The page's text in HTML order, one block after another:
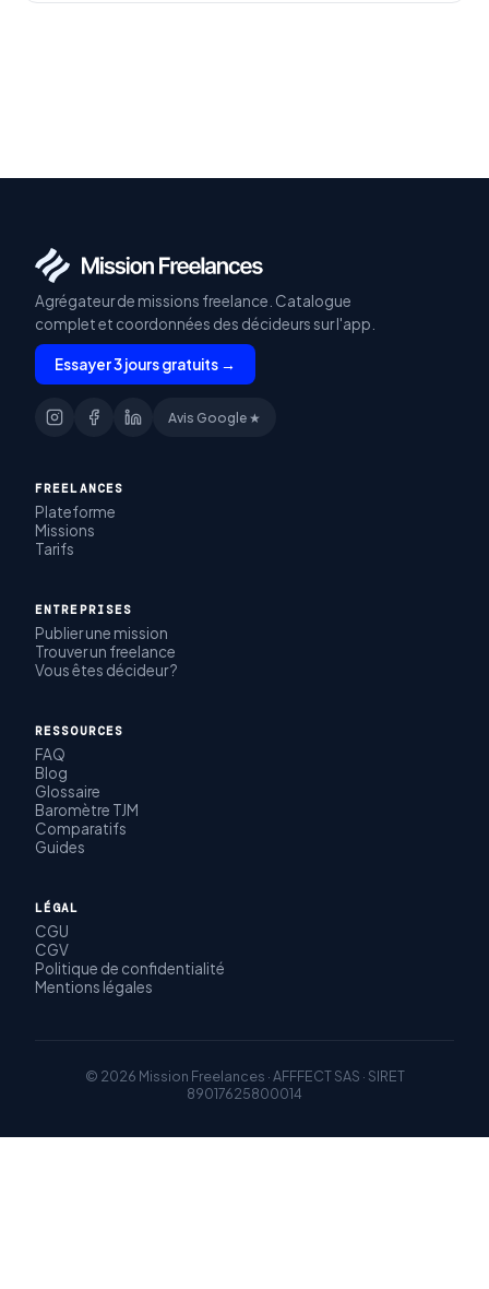
Agrégateur de missions freelance. Catalogue
complet et coordonnées des décideurs sur l'app.
Essayer 3 jours gratuits →
Avis Google ★
FREELANCES
Plateforme
Missions
Tarifs
ENTREPRISES
Publier une mission
Trouver un freelance
Vous êtes décideur ?
RESSOURCES
FAQ
Blog
Glossaire
Baromètre TJM
Comparatifs
Guides
LÉGAL
CGU
CGV
Politique de confidentialité
Mentions légales
© 2026 Mission Freelances · AFFFECT SAS · SIRET
89017625800014